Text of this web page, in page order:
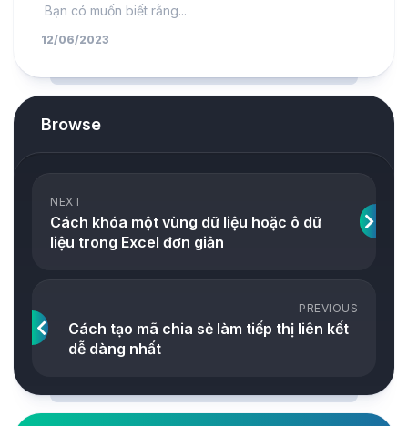
Bạn có muốn biết rằng...
12/06/2023
Browse
NEXT
Cách khóa một vùng dữ liệu hoặc ô dữ
liệu trong Excel đơn giản
PREVIOUS
Cách tạo mã chia sẻ làm tiếp thị liên kết
dễ dàng nhất